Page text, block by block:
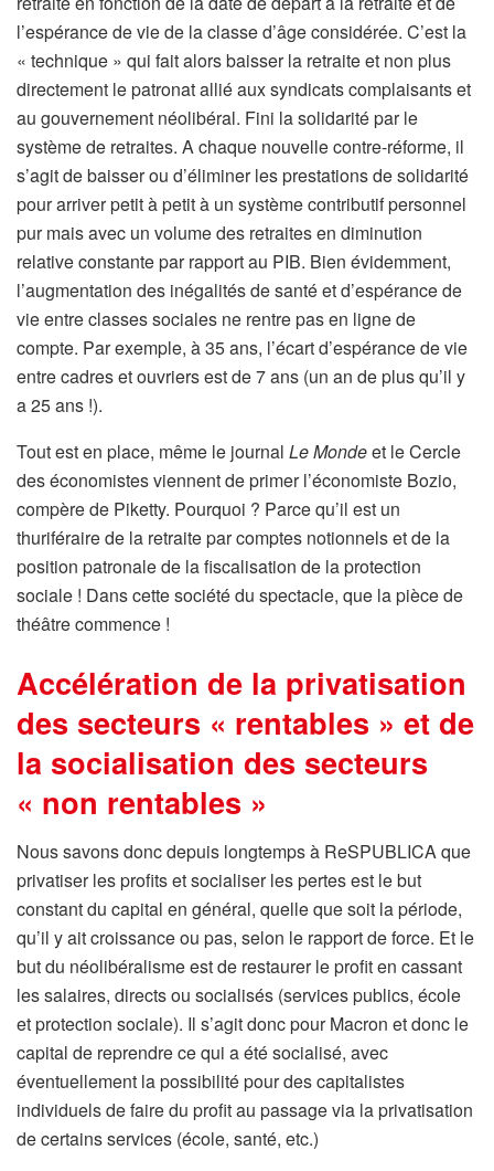
l’espérance de vie de la classe d’âge considérée. C’est la
« technique » qui fait alors baisser la retraite et non plus
directement le patronat allié aux syndicats complaisants et
au gouvernement néolibéral. Fini la solidarité par le
système de retraites. A chaque nouvelle contre-réforme, il
s’agit de baisser ou d’éliminer les prestations de solidarité
pour arriver petit à petit à un système contributif personnel
pur mais avec un volume des retraites en diminution
relative constante par rapport au PIB. Bien évidemment,
l’augmentation des inégalités de santé et d’espérance de
vie entre classes sociales ne rentre pas en ligne de
compte. Par exemple, à 35 ans, l’écart d’espérance de vie
entre cadres et ouvriers est de 7 ans (un an de plus qu’il y
a 25 ans !).
Tout est en place, même le journal Le Mondeet le Cercle
des économistes viennent de primer l’économiste Bozio,
compère de Piketty. Pourquoi ? Parce qu’il est un
thuriféraire de la retraite par comptes notionnels et de la
position patronale de la fiscalisation de la protection
sociale ! Dans cette société du spectacle, que la pièce de
théâtre commence !
Accélération de la privatisation
des secteurs « rentables » et de
la socialisation des secteurs
« non rentables »
Nous savons donc depuis longtemps à ReSPUBLICA que
privatiser les profits et socialiser les pertes est le but
constant du capital en général, quelle que soit la période,
qu’il y ait croissance ou pas, selon le rapport de force. Et le
but du néolibéralisme est de restaurer le profit en cassant
les salaires, directs ou socialisés (services publics, école
et protection sociale). Il s’agit donc pour Macron et donc le
capital de reprendre ce qui a été socialisé, avec
éventuellement la possibilité pour des capitalistes
individuels de faire du profit au passage via la privatisation
de certains services (école, santé, etc.)